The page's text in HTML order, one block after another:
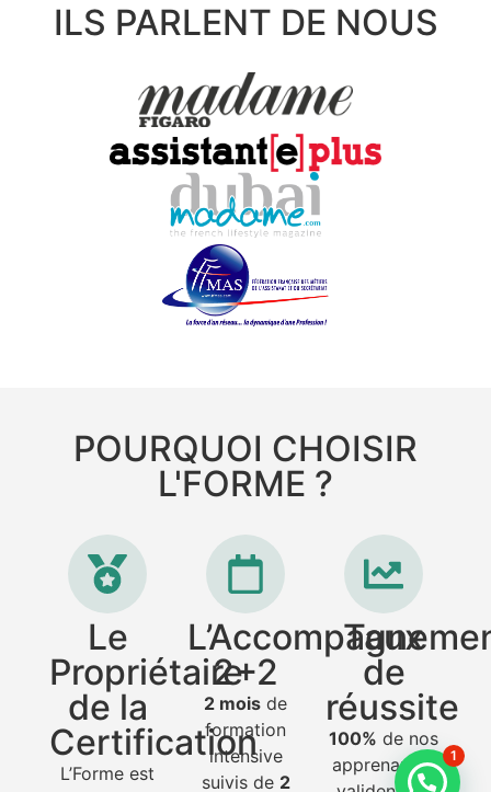
ILS PARLENT DE NOUS
POURQUOI CHOISIR
L'FORME ?
Le
Propriétaire
de la
Certification
L’Forme est
2+2
2 mois de
formation
intensive
suivis de 2
Taux
de
réussite
100% de nos
apprenantes
1